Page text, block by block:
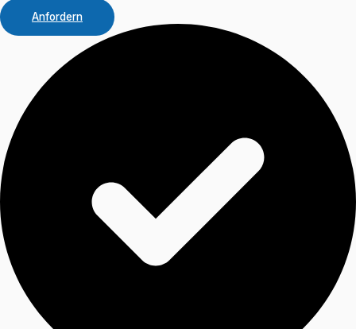
Anfordern